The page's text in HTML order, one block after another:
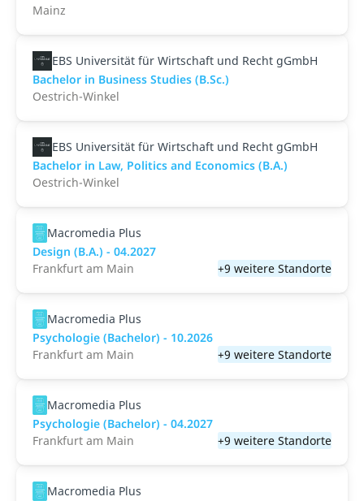
Mainz
EBS Universität für Wirtschaft und Recht gGmbH
Bachelor in Business Studies (B.Sc.)
Oestrich-Winkel
EBS Universität für Wirtschaft und Recht gGmbH
Bachelor in Law, Politics and Economics (B.A.)
Oestrich-Winkel
Macromedia Plus
Design (B.A.) - 04.2027
Frankfurt am Main
+9 weitere Standorte
Macromedia Plus
Psychologie (Bachelor) - 10.2026
Frankfurt am Main
+9 weitere Standorte
Macromedia Plus
Psychologie (Bachelor) - 04.2027
Frankfurt am Main
+9 weitere Standorte
Macromedia Plus